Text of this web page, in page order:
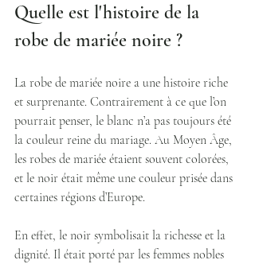
Quelle est l'histoire de la
robe de mariée noire ?
La robe de mariée noire a une histoire riche
et surprenante. Contrairement à ce que l’on
pourrait penser, le blanc n’a pas toujours été
la couleur reine du mariage. Au Moyen Âge,
les robes de mariée étaient souvent colorées,
et le noir était même une couleur prisée dans
certaines régions d’Europe.
En effet, le noir symbolisait la richesse et la
dignité. Il était porté par les femmes nobles